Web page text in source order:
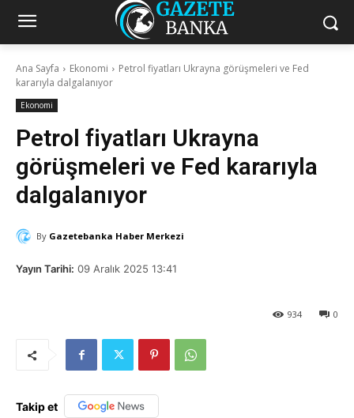
Ana Sayfa Ekonomi
Petrol fiyatları Ukrayna görüşmeleri ve Fed
kararıyla dalgalanıyor
Ekonomi
Petrol fiyatları Ukrayna
görüşmeleri ve Fed kararıyla
dalgalanıyor
By Gazetebanka Haber Merkezi
Yayın Tarihi: 09 Aralık 2025 13:41
0
934
Takip et